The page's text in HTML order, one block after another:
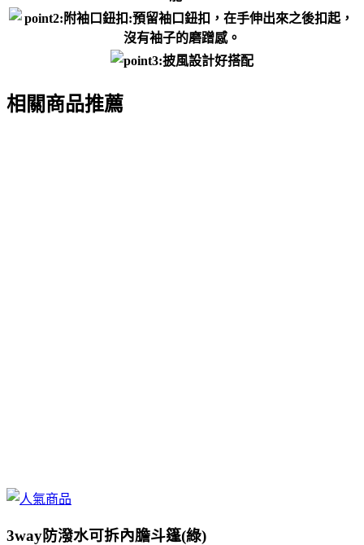
相關商品推薦
3way防潑水可拆內膽斗篷(綠)